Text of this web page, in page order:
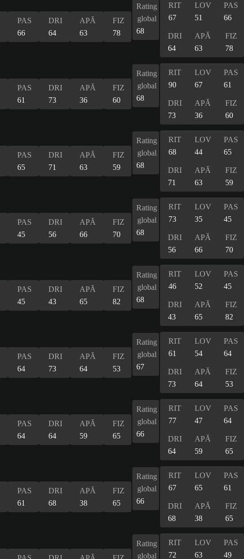
PAS
66
DRI
64
APĂ
63
FIZ
78
Rating
global
68
RIT
67
LOV
51
PAS
66
DRI
64
APĂ
63
FIZ
78
PAS
61
DRI
73
APĂ
36
FIZ
60
Rating
global
68
RIT
90
LOV
67
PAS
61
DRI
73
APĂ
36
FIZ
60
PAS
65
DRI
71
APĂ
63
FIZ
59
Rating
global
68
RIT
68
LOV
44
PAS
65
DRI
71
APĂ
63
FIZ
59
PAS
45
DRI
56
APĂ
66
FIZ
70
Rating
global
68
RIT
73
LOV
35
PAS
45
DRI
56
APĂ
66
FIZ
70
PAS
45
DRI
43
APĂ
65
FIZ
82
Rating
global
68
RIT
46
LOV
52
PAS
45
DRI
43
APĂ
65
FIZ
82
PAS
64
DRI
73
APĂ
64
FIZ
53
Rating
global
67
RIT
61
LOV
54
PAS
64
DRI
73
APĂ
64
FIZ
53
PAS
64
DRI
64
APĂ
59
FIZ
65
Rating
global
66
RIT
77
LOV
47
PAS
64
DRI
64
APĂ
59
FIZ
65
PAS
61
DRI
68
APĂ
38
FIZ
65
Rating
global
66
RIT
67
LOV
65
PAS
61
DRI
68
APĂ
38
FIZ
65
Rating
global
RIT
72
LOV
63
PAS
49